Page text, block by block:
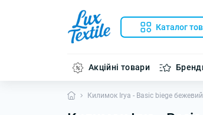
Каталог
Акційні товари
Килимок Irya - Basic biege